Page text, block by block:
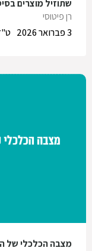
שתוזיל מוצרים
רן פיטוסי
3 פברואר 2026
מצבה הכלכלי של